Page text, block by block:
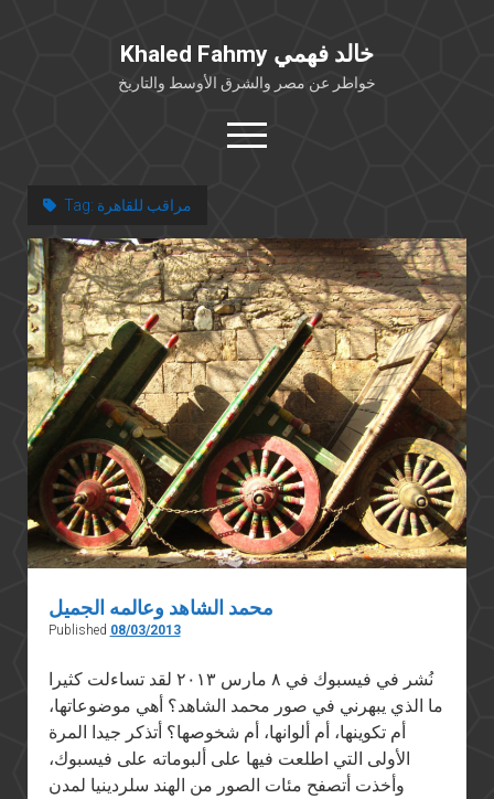
Khaled Fahmy خالد فهمي
خواطر عن مصر والشرق الأوسط والتاريخ
open
menu
خلفية شخصية
كتابات أكاديمية
مقالات صحافية
بوستات من فيسبوك
مقابلات في الإعلام
Languages
Tag: مراقب للقاهرة
محمد الشاهد وعالمه الجميل
Published 08/03/2013
نُشر في فيسبوك في ٨ مارس ٢٠١٣ لقد تساءلت كثيرا
ما الذي يبهرني في صور محمد الشاهد؟ أهي موضوعاتها،
أم تكوينها، أم ألوانها، أم شخوصها؟ أتذكر جيدا المرة
الأولى التي اطلعت فيها على ألبوماته على فيسبوك،
وأخذت أتصفح مئات الصور من الهند سلردينيا لمدن